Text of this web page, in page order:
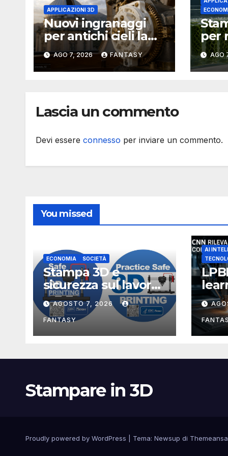
APPLICAZIONI 3D
Nuovi ingranaggi
per antichi cieli la
stampa 3D
aggiorna un
osservatorio del
Rock
AGO 7, 2026 FANTASY
per
il AGO
Lascia un commento
Devi essere connesso per inviare un commento.
You missed
ECONOMIA SOCIETÀ
Stampa 3D e
sicurezza sul lavoro,
i rischi dell’additive
manufacturing
secondo NIOSH
AGOSTO 7, 2026
FANTASY
AI
di
Stampare in 3D
Proudly powered by WordPress Tema: Newsup di